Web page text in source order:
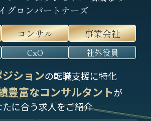
グロンパートナーズ
コンサル 事業会社
CxO 社外役員
ションの転職支援に特化
豊富なコンサルタントが
たに合う求人をご紹介